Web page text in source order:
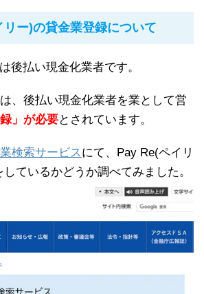
リー)の貸金業登録について
後払い現金化業者です。
、後払い現金化業者を業として営
」が必要とされています。
検索サービス にて、Pay Re(ペイリ
ているかどうか調べてみました。